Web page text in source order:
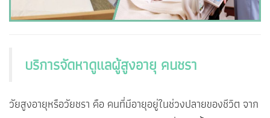
บริการจัดหาดูแลผู้สูงอายุ คนชรา
วัยสูงอายุหรือวัยชรา คือ คนที่มีอายุอยู่ในช่วงปลายของชีวิต จาก